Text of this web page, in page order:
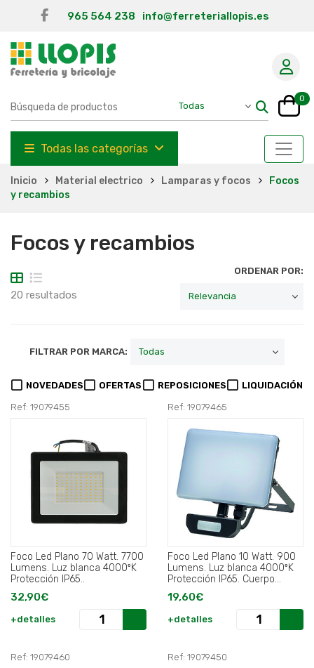
965 564 238 info@ferreteriallopis.es
0
Todas las categorías
Inicio Material electrico Lamparas y focos
Focos
y recambios
Focos y recambios
20 resultados
ORDENAR POR:
FILTRAR POR MARCA:
NOVEDADES OFERTAS REPOSICIONES LIQUIDACIÓN
Ref: 19079455
Foco Led Plano 70 Watt. 7700
Lumens. Luz blanca 4000ºK
Protección IP65..
32,90€
+detalles
Ref: 19079465
Foco Led Plano 10 Watt. 900
Lumens. Luz blanca 4000ºK
Protección IP65. Cuerpo
Aluminio. Con Sensor..
19,60€
+detalles
Ref: 19079460 Ref: 19079450